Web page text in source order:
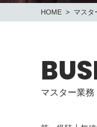
HOME マスタ
マスター業務